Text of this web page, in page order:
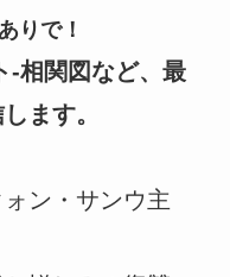
りで！
-相関図など、最
ます。
ン・サンウ主